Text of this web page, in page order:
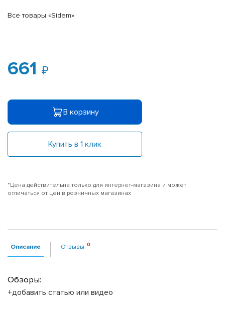
Все товары «Sidem»
661
В корзину
Купить в 1 клик
*Цена действительна только для интернет-магазина и может
отличаться от цен в розничных магазинах
Описание Отзывы
Обзоры:
+добавить статью или видео